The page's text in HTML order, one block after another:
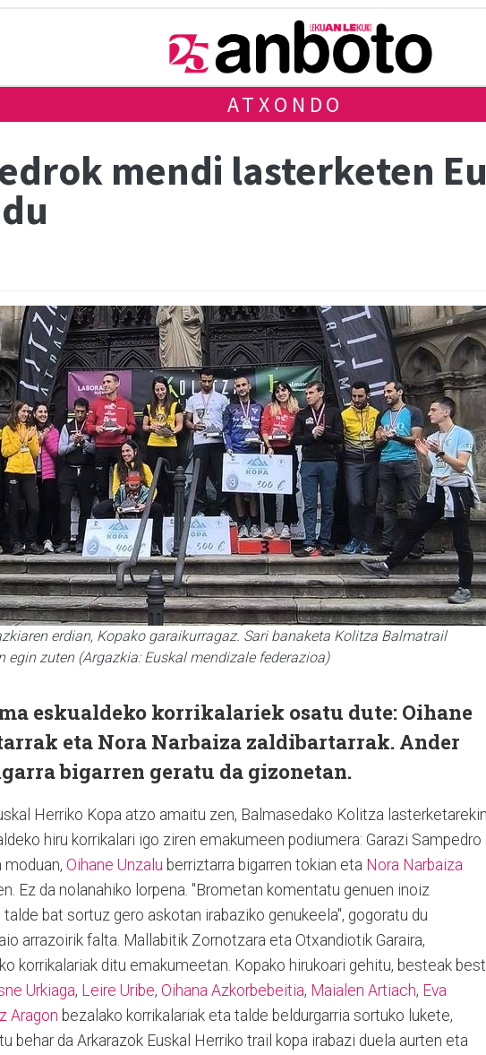
ATXONDO
mendi lasterketen
erdian, Kopako garaikurragaz. Sari banaketa Kolitza Balmatrail
egin zuten (Argazkia: Euskal mendizale federazioa)
eskualdeko korrikalariek osatu dute: Oihane
eta Nora Narbaiza zaldibartarrak. Ander
bigarren geratu da gizonetan.
Herriko Kopa atzo amaitu zen, Balmasedako Kolitza lasterketarekin.
hiru korrikalari igo ziren emakumeen podiumera: Garazi Sampedro
moduan, Oihane Unzalu berriztarra bigarren tokian eta Nora Narbaiza
Ez da nolanahiko lorpena. "Brometan komentatu genuen inoiz
bat sortuz gero askotan irabaziko genukeela", gogoratu du
arrazoirik falta. Mallabitik Zornotzara eta Otxandiotik Garaira,
korrikalariak ditu emakumeetan. Kopako hirukoari gehitu, besteak
Urkiaga, Leire Uribe, Oihana Azkorbebeitia, Maialen Artiach, Eva
Aragon bezalako korrikalariak eta talde beldurgarria sortuko lukete,
behar da Arkarazok Euskal Herriko trail kopa irabazi duela aurten eta